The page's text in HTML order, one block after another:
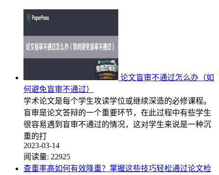
论文盲审不通过怎么办（如
何避免盲审不通过）
学术论文是每个学生攻读学位或继续深造的必修课程。
盲审是论文答辩的一个重要环节，在此过程中有些学生
很容易遇到盲审不通过的情况，这对学生来说是一种沉
重的打
2023-03-14
阅读量: 22925
查重率高如何有效降重？掌握这些技巧轻松通过论文检